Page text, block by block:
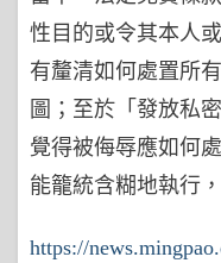
性目的或令其本人
有釐清如何處置所
圖；至於「發放私
覺得被侮辱應如何
能籠統含糊地執行
https://